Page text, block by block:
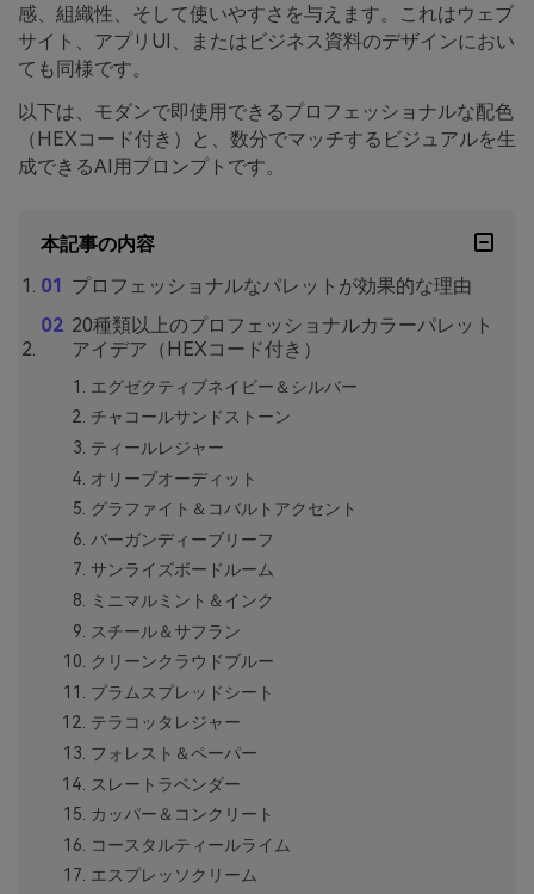
感、組織性、そして使いやすさを与えます。これはウェブ
サイト、アプリUI、またはビジネス資料のデザインにおい
ても同様です。
以下は、モダンで即使用できるプロフェッショナルな配色
（HEXコード付き）と、数分でマッチするビジュアルを生
成できるAI用プロンプトです。
本記事の内容
プロフェッショナルなパレットが効果的な理由
20種類以上のプロフェッショナルカラーパレット
アイデア（HEXコード付き）
エグゼクティブネイビー＆シルバー
チャコールサンドストーン
ティールレジャー
オリーブオーディット
グラファイト＆コバルトアクセント
バーガンディーブリーフ
サンライズボードルーム
ミニマルミント＆インク
スチール＆サフラン
クリーンクラウドブルー
プラムスプレッドシート
テラコッタレジャー
フォレスト＆ペーパー
スレートラベンダー
カッパー＆コンクリート
コースタルティールライム
エスプレッソクリーム